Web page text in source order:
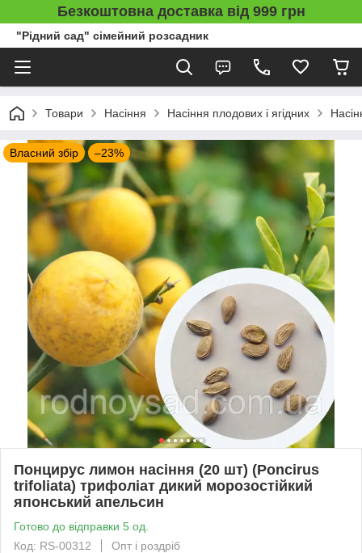
Безкоштовна доставка від 999 грн
"Рідний сад" сімейний розсадник
Товари Насіння Насіння плодових і ягідних
Власний збір –23%
Понцирус лимон насіння (20 шт) (Poncirus
trifoliata) трифоліат дикий морозостійкий
японський апельсин
Готово до відправки 5 од.
Код: RS-00312
Опт і роздріб